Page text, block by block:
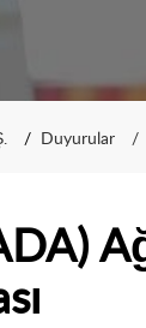
Duyurular